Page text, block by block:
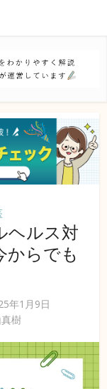
ヘルス対
からでも
年1月9日
樹